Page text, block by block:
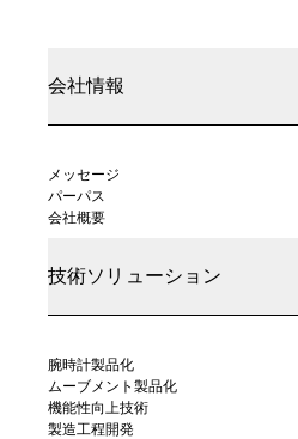
会社情報
メッセージ
パーパス
会社概要
技術ソリューション
腕時計製品化
ムーブメント製品化
機能性向上技術
製造工程開発